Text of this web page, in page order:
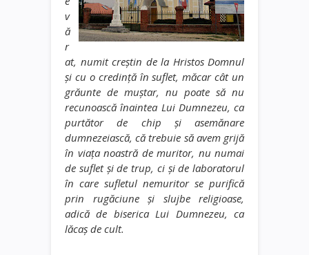
v
ă
r
at, numit creştin de la Hristos Domnul
şi cu o credinţă în suflet, măcar cât un
grăunte de muştar, nu poate să nu
recunoască înaintea Lui Dumnezeu, ca
purtător de chip şi asemănare
dumnezeiască, că trebuie să avem grijă
în viaţa noastră de muritor, nu numai
de suflet şi de trup, ci şi de laboratorul
în care sufletul nemuritor se purifică
prin rugăciune şi slujbe religioase,
adică de biserica Lui Dumnezeu, ca
lăcaş de cult.